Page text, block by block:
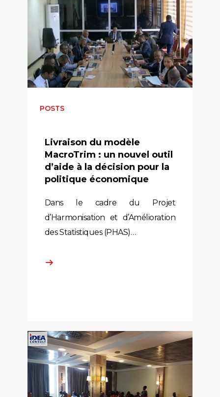
POSTS
Livraison du modèle
MacroTrim : un nouvel outil
d’aide à la décision pour la
politique économique
Dans le cadre du Projet
d’Harmonisation et d’Amélioration
des Statistiques (PHAS)…